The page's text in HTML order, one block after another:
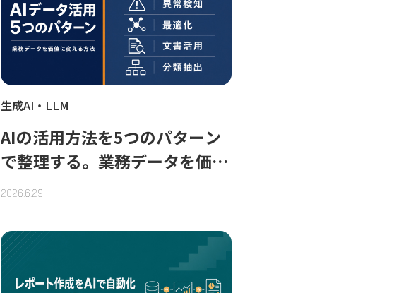
生成AI・LLM
AIの活用方法を5つのパターン
で整理する。業務データを価値
に変える進め方
2026.6.29